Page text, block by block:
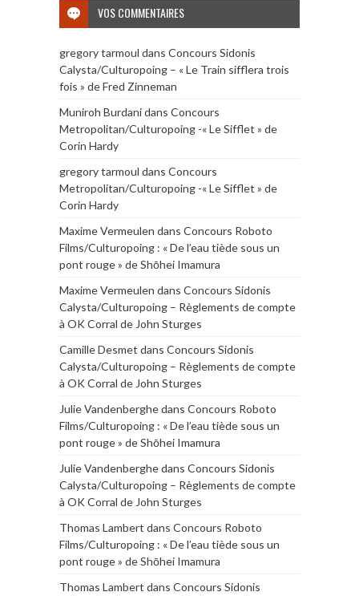
VOS COMMENTAIRES
gregory tarmoul dans Concours Sidonis
Calysta/Culturopoing – « Le Train sifflera trois
fois » de Fred Zinneman
Muniroh Burdanidans Concours
Metropolitan/Culturopoing -« Le Sifflet » de
Corin Hardy
gregory tarmoul dans Concours
Metropolitan/Culturopoing -« Le Sifflet » de
Corin Hardy
Maxime Vermeulen dans Concours Roboto
Films/Culturopoing : « De l’eau tiède sous un
pont rouge » de Shōhei Imamura
Maxime Vermeulen dans Concours Sidonis
Calysta/Culturopoing – Règlements de compte
à OK Corral de John Sturges
Camille Desmet dans Concours Sidonis
Calysta/Culturopoing – Règlements de compte
à OK Corral de John Sturges
Julie Vandenberghedans Concours Roboto
Films/Culturopoing : « De l’eau tiède sous un
pont rouge » de Shōhei Imamura
Julie Vandenberghedans Concours Sidonis
Calysta/Culturopoing – Règlements de compte
à OK Corral de John Sturges
Thomas Lambert dans Concours Roboto
Films/Culturopoing : « De l’eau tiède sous un
pont rouge » de Shōhei Imamura
Thomas Lambert dans Concours Sidonis